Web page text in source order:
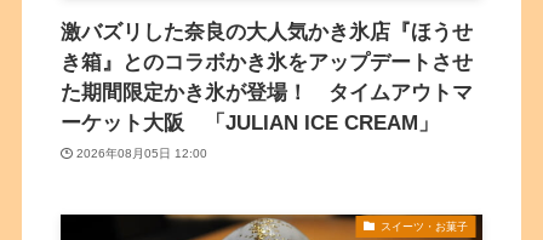
激バズリした奈良の大人気かき氷店『ほうせ
き箱』とのコラボかき氷をアップデートさせ
た期間限定かき氷が登場！ タイムアウトマ
ーケット大阪 「JULIAN ICE CREAM」
2026年08月05日 12:00
スイーツ・お菓子